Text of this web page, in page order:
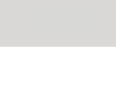
Anfrage